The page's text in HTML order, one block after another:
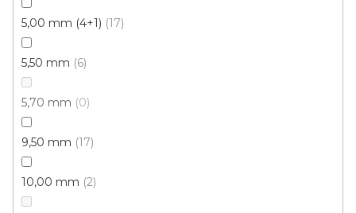
5,00 mm (4+1) 17
5,50 mm 6
5,70 mm 0
9,50 mm 17
10,00 mm 2
Vinylová podlaha PALLADIUM 40 French Oak
Light
Skladem externě, odesíláme do 2-3 dnů